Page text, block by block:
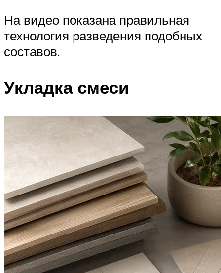
На видео показана правильная
технология разведения подобных
составов.
Укладка смеси